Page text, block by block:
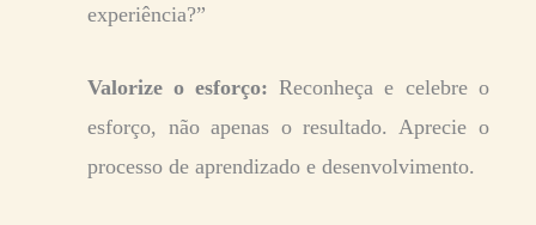
experiência?”
Valorize o esforço: Reconheça e celebre o
esforço, não apenas o resultado. Aprecie o
processo de aprendizado e desenvolvimento.